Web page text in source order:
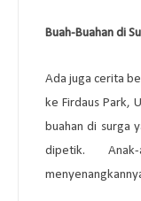
Buah-Buahan di
Ada juga cerita
ke Firdaus Park,
buahan di surga
dipetik.